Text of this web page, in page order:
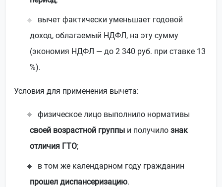
вычет фактически уменьшает годовой
доход, облагаемый НДФЛ, на эту сумму
(экономия НДФЛ — до 2 340 руб. при ставке 13
%).
Условия для применения вычета:
физическое лицо выполнило нормативы
своей возрастной группы и получило знак
отличия ГТО;
в том же календарном году гражданин
прошел диспансеризацию.